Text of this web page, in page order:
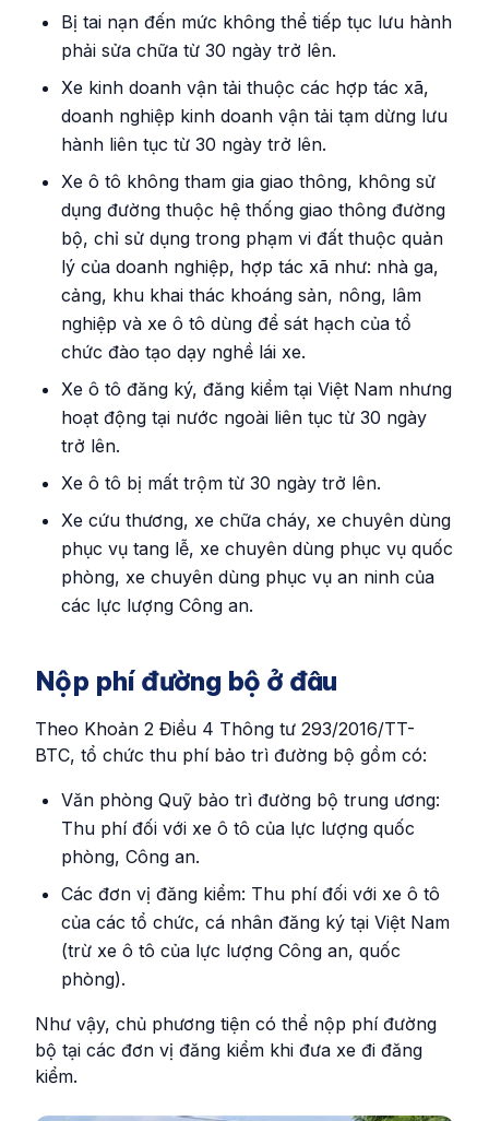
Bị tai nạn đến mức không thể tiếp tục lưu hành
phải sửa chữa từ 30 ngày trở lên.
Xe kinh doanh vận tải thuộc các hợp tác xã,
doanh nghiệp kinh doanh vận tải tạm dừng lưu
hành liên tục từ 30 ngày trở lên.
Xe ô tô không tham gia giao thông, không sử
dụng đường thuộc hệ thống giao thông đường
bộ, chỉ sử dụng trong phạm vi đất thuộc quản
lý của doanh nghiệp, hợp tác xã như: nhà ga,
cảng, khu khai thác khoáng sản, nông, lâm
nghiệp và xe ô tô dùng để sát hạch của tổ
chức đào tạo dạy nghề lái xe.
Xe ô tô đăng ký, đăng kiểm tại Việt Nam nhưng
hoạt động tại nước ngoài liên tục từ 30 ngày
trở lên.
Xe ô tô bị mất trộm từ 30 ngày trở lên.
Xe cứu thương, xe chữa cháy, xe chuyên dùng
phục vụ tang lễ, xe chuyên dùng phục vụ quốc
phòng, xe chuyên dùng phục vụ an ninh của
các lực lượng Công an.
Nộp phí đường bộ ở đâu
Theo Khoản 2 Điều 4 Thông tư 293/2016/TT-
BTC, tổ chức thu phí bảo trì đường bộ gồm có:
Văn phòng Quỹ bảo trì đường bộ trung ương:
Thu phí đối với xe ô tô của lực lượng quốc
phòng, Công an.
Các đơn vị đăng kiểm: Thu phí đối với xe ô tô
của các tổ chức, cá nhân đăng ký tại Việt Nam
(trừ xe ô tô của lực lượng Công an, quốc
phòng).
Như vậy, chủ phương tiện có thể nộp phí đường
bộ tại các đơn vị đăng kiểm khi đưa xe đi đăng
kiểm.